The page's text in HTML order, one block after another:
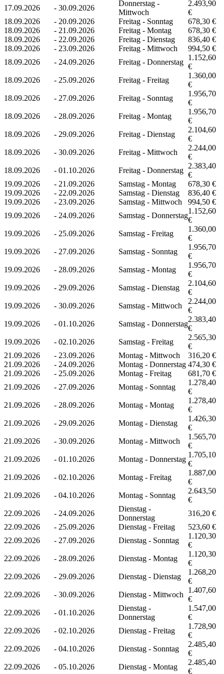
17.09.2026 - 30.09.2026
Donnerstag -
Mittwoch
2.493,90
€
18.09.2026
- 20.09.2026 Freitag - Sonntag
678,30 €
18.09.2026
- 21.09.2026 Freitag - Montag
678,30 €
18.09.2026
- 22.09.2026 Freitag - Dienstag
836,40 €
18.09.2026
- 23.09.2026 Freitag - Mittwoch
994,50 €
18.09.2026
- 24.09.2026 Freitag - Donnerstag
1.152,60
€
18.09.2026
- 25.09.2026 Freitag - Freitag
1.360,00
€
18.09.2026
- 27.09.2026 Freitag - Sonntag
1.956,70
€
18.09.2026
- 28.09.2026 Freitag - Montag
1.956,70
€
18.09.2026
- 29.09.2026 Freitag - Dienstag
2.104,60
€
18.09.2026
- 30.09.2026 Freitag - Mittwoch
2.244,00
€
18.09.2026
- 01.10.2026 Freitag - Donnerstag
2.383,40
€
19.09.2026
- 21.09.2026 Samstag - Montag
678,30 €
19.09.2026
- 22.09.2026 Samstag - Dienstag
836,40 €
19.09.2026
- 23.09.2026 Samstag - Mittwoch
994,50 €
19.09.2026
- 24.09.2026 Samstag - Donnerstag
1.152,60
€
19.09.2026
- 25.09.2026 Samstag - Freitag
1.360,00
€
19.09.2026
- 27.09.2026 Samstag - Sonntag
1.956,70
€
19.09.2026
- 28.09.2026 Samstag - Montag
1.956,70
€
19.09.2026
- 29.09.2026 Samstag - Dienstag
2.104,60
€
19.09.2026
- 30.09.2026 Samstag - Mittwoch
2.244,00
€
19.09.2026
- 01.10.2026 Samstag - Donnerstag
2.383,40
€
19.09.2026
- 02.10.2026 Samstag - Freitag
2.565,30
€
21.09.2026
- 23.09.2026 Montag - Mittwoch
316,20 €
21.09.2026
- 24.09.2026 Montag - Donnerstag 474,30 €
21.09.2026
- 25.09.2026 Montag - Freitag
681,70 €
21.09.2026
- 27.09.2026 Montag - Sonntag
1.278,40
€
21.09.2026
- 28.09.2026 Montag - Montag
1.278,40
€
21.09.2026
- 29.09.2026 Montag - Dienstag
1.426,30
€
21.09.2026
- 30.09.2026 Montag - Mittwoch
1.565,70
€
21.09.2026
- 01.10.2026 Montag - Donnerstag
1.705,10
€
21.09.2026
- 02.10.2026 Montag - Freitag
1.887,00
€
21.09.2026
- 04.10.2026 Montag - Sonntag
2.643,50
€
22.09.2026
- 24.09.2026
Dienstag -
Donnerstag
316,20 €
22.09.2026
- 25.09.2026 Dienstag - Freitag
523,60 €
22.09.2026
- 27.09.2026 Dienstag - Sonntag
1.120,30
€
22.09.2026
- 28.09.2026 Dienstag - Montag
1.120,30
€
22.09.2026
- 29.09.2026 Dienstag - Dienstag
1.268,20
€
22.09.2026
- 30.09.2026 Dienstag - Mittwoch
1.407,60
€
22.09.2026
- 01.10.2026
Dienstag -
Donnerstag
1.547,00
€
22.09.2026
- 02.10.2026 Dienstag - Freitag
1.728,90
€
22.09.2026
- 04.10.2026 Dienstag - Sonntag
2.485,40
€
22.09.2026
- 05.10.2026 Dienstag - Montag
2.485,40
€